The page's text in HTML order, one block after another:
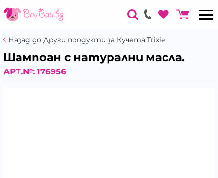
Назад до Други продукти за Кучета Trixie
Шампоан с натурални масла.
АРТ.№: 176956